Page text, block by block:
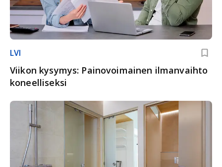
LVI
Viikon kysymys: Painovoimainen ilmanvaihto
koneelliseksi